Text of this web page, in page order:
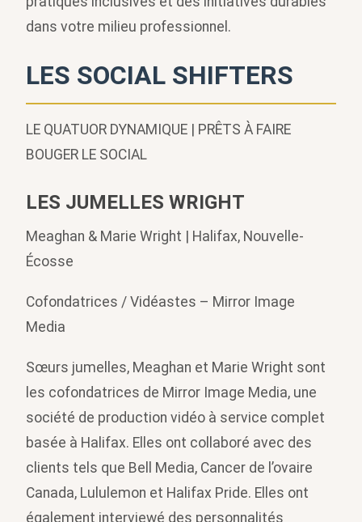
dans votre milieu professionnel.
LES SOCIAL SHIFTERS
LE QUATUOR DYNAMIQUE | PRÊTS À FAIRE
BOUGER LE SOCIAL
LES JUMELLES WRIGHT
Meaghan & Marie Wright | Halifax, Nouvelle-
Écosse
Cofondatrices / Vidéastes – Mirror Image
Media
Sœurs jumelles, Meaghan et Marie Wright sont
les cofondatrices de Mirror Image Media, une
société de production vidéo à service complet
basée à Halifax. Elles ont collaboré avec des
clients tels que Bell Media, Cancer de l’ovaire
Canada, Lululemon et Halifax Pride. Elles ont
également interviewé des personnalités